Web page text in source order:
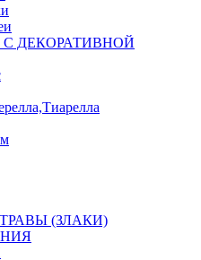
ДЕКОРАТИВНОЙ
(ЗЛАКИ)